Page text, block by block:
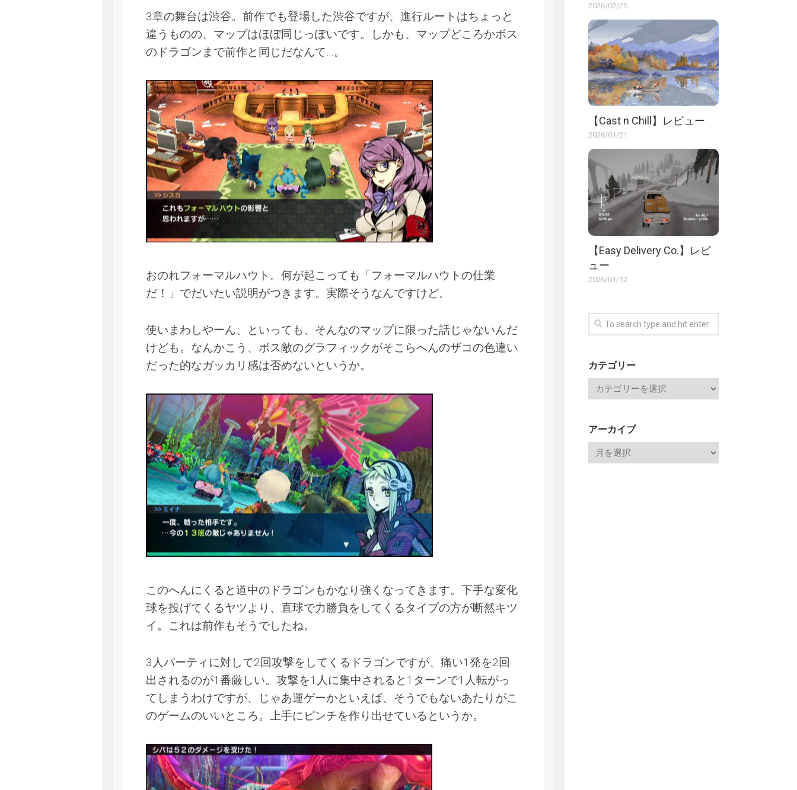
3章の舞台は渋谷。前作でも登場した渋谷ですが、進行ルートはちょっと
違うものの、マップはほぼ同じっぽいです。しかも、マップどころかボス
のドラゴンまで前作と同じだなんて…。
おのれフォーマルハウト。何が起こっても「フォーマルハウトの仕業
だ！」でだいたい説明がつきます。実際そうなんですけど。
使いまわしやーん、といっても、そんなのマップに限った話じゃないんだ
けども。なんかこう、ボス敵のグラフィックがそこらへんのザコの色違い
だった的なガッカリ感は否めないというか。
このへんにくると道中のドラゴンもかなり強くなってきます。下手な変化
球を投げてくるヤツより、直球で力勝負をしてくるタイプの方が断然キツ
イ。これは前作もそうでしたね。
3人パーティに対して2回攻撃をしてくるドラゴンですが、痛い1発を2回
出されるのが1番厳しい。攻撃を1人に集中されると1ターンで1人転がっ
てしまうわけですが、じゃあ運ゲーかといえば、そうでもないあたりがこ
のゲームのいいところ。上手にピンチを作り出せているというか。
2026/02/25
【Cast n Chill】レビュー
2026/01/21
【Easy Delivery Co.】レビ
ュー
2026/01/12
カテゴリー
アーカイブ